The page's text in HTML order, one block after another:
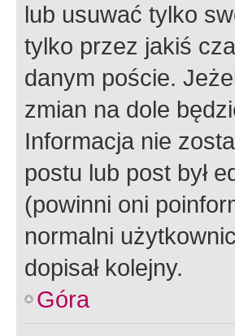
lub usuwać tylko
tylko przez jakiś
danym poście.
zmian na dole
Informacja nie
postu lub post był
(powinni oni
normalni
dopisał kolejny.
Góra